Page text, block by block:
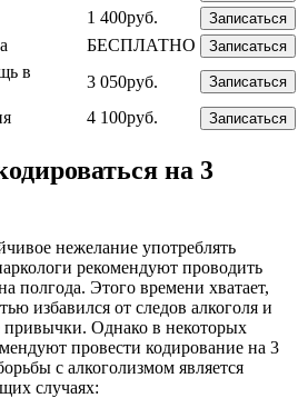
1 400руб. Записаться
БЕСПЛАТНО Записаться
в
3 050руб. Записаться
4 100руб. Записаться
на 3
нежелание употреблять
рекомендуют проводить
полгода. Этого времени хватает,
избавился от следов алкоголя и
привычки. Однако в некоторых
провести кодирование на 3
с алкоголизмом является
случаях: